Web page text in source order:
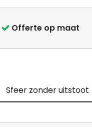
Offerte op maat
Sfeer zonder uitstoot